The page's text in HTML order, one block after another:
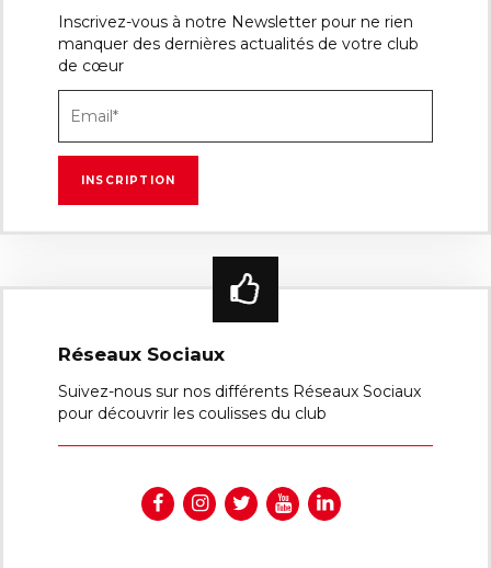
Inscrivez-vous à notre Newsletter pour ne rien
manquer des dernières actualités de votre club
de cœur
Réseaux Sociaux
Suivez-nous sur nos différents Réseaux Sociaux
pour découvrir les coulisses du club